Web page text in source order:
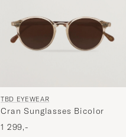
TBD EYEWEAR
Cran Sunglasses Bicolor
1 299,-